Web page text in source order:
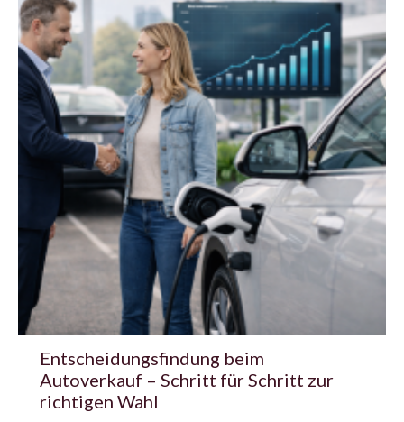
Entscheidungsfindung beim
Autoverkauf – Schritt für Schritt zur
richtigen Wahl